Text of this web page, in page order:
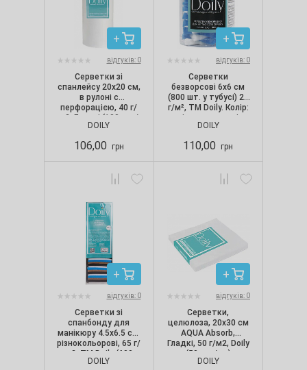
відгуків: 0
Серветки зі
спанлейсу 20х20 см,
в рулоні с
перфорацією, 40 г/
м2, Гладкі (100 шт./
рул.), Doily
DOILY
106,00 грн
відгуків: 0
Серветки
безворсові 6х6 см
(800 шт. у тубусі) 25
г/м², ТМ Doily. Колір:
різнокольорові
DOILY
110,00 грн
відгуків: 0
Серветки зі
спанбонду для
манікюру 4.5х6.5 см,
різнокольорові, 65 г/
м2, ТМ Doily (600
шт./уп.)
DOILY
відгуків: 0
Серветки,
целюлоза, 20х30 см
AQUA Absorb,
Гладкі, 50 г/м2, Doily
(50 шт./уп.)
DOILY